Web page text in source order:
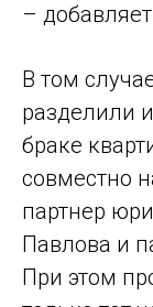
–
В том
разделили
браке
совместно
партнер
Павлова и
При этом